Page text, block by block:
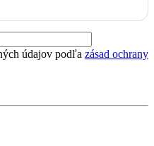
údajov podľa zásad ochrany